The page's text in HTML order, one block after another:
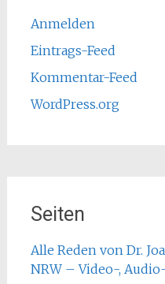
Anmelden
Eintrags-Feed
Kommentar-Feed
WordPress.org
Seiten
Alle Reden von Dr.
NRW – Video-,